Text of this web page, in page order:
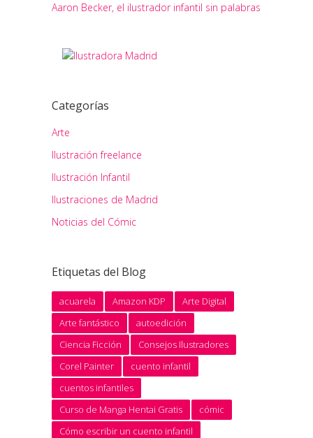
Aaron Becker, el ilustrador infantil sin palabras
Categorías
Arte
Ilustración freelance
Ilustración Infantil
Ilustraciones de Madrid
Noticias del Cómic
Etiquetas del Blog
acuarela Amazon KDP
Arte Digital
Arte fantástico
autoedición
Ciencia Ficción
Consejos Ilustradores
Corel Painter
cuento infantil
cuentos infantiles
Curso de Manga Hentai Gratis
cómic
Cómo escribir un cuento infantil